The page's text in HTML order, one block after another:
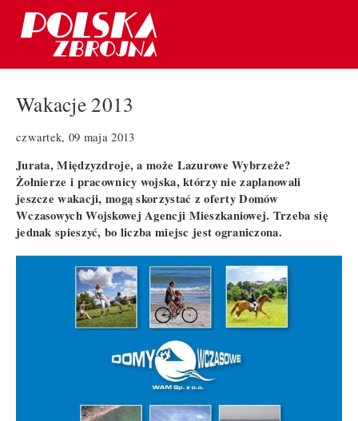
Wakacje 2013
czwartek, 09 maja 2013
Jurata, Międzyzdroje, a może Lazurowe Wybrzeże?
Żołnierze i pracownicy wojska, którzy nie zaplanowali
jeszcze wakacji, mogą skorzystać z oferty Domów
Wczasowych Wojskowej Agencji Mieszkaniowej. Trzeba się
jednak spieszyć, bo liczba miejsc jest ograniczona.